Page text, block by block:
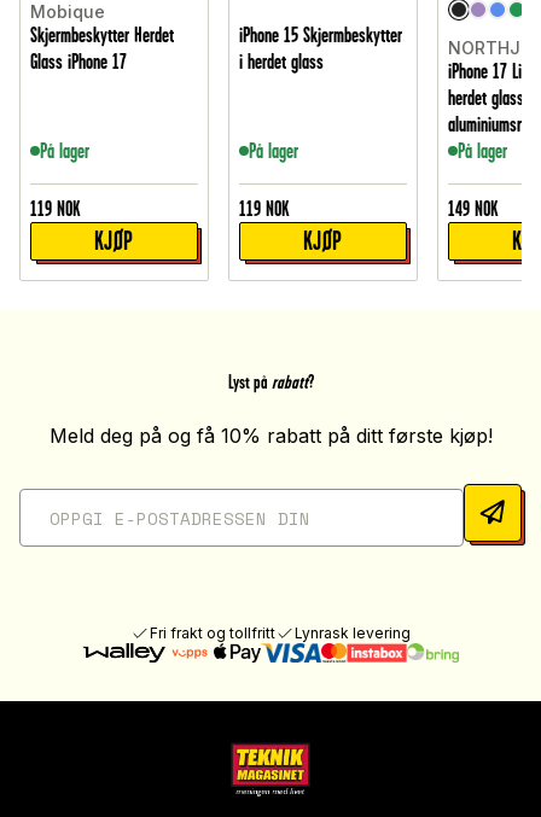
Mobique
Skjermbeskytter Herdet
Glass iPhone 17
På lager
119 NOK
KJØP
iPhone 15 Skjermbeskytter
i herdet glass
På lager
119 NOK
KJØP
NORTHJO
iPhone 17
herdet glass
På lager
149 NOK
Lyst på rabatt?
Meld deg på og få 10% rabatt på ditt første kjøp!
Fri frakt og tollfritt Lynrask levering